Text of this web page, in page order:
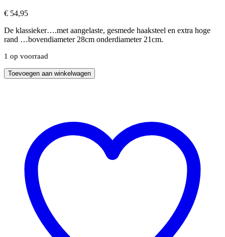
€ 54,95
De klassieker….met aangelaste, gesmede haaksteel en extra hoge
rand …bovendiameter 28cm onderdiameter 21cm.
1 op voorraad
MartLine®
smeedijzeren
Toevoegen aan winkelwagen